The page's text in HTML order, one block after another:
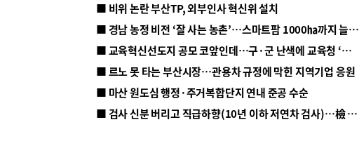
■ 비위 논란 부산TP, 외부인사 혁신위 설치
■ 경남 농정 비전 ‘잘 사는 농촌’…스마트팜 1000㏊까지 늘린다
■ 교육혁신선도지 공모 코앞인데…구·군 난색에 교육청 ‘쩔쩔’
■ 르노 못 타는 부산시장…관용차 규정에 막힌 지역기업 응원
■ 마산 원도심 행정·주거복합단지 연내 준공 수순
■ 검사 신분 버리고 직급하향(10년 이하 저연차 검사)…檢 중수청행 기피